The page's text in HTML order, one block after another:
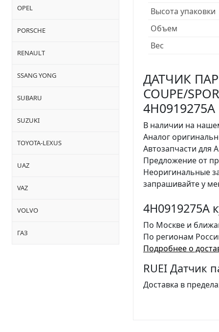
OPEL
PORSCHE
RENAULT
SSANG YONG
SUBARU
SUZUKI
TOYOTA-LEXUS
UAZ
VAZ
VOLVO
ГАЗ
Высота упаковки
Объем
Вес
ДАТЧИК
COUPE/
4H0919275A
В наличии на
Аналог
Автозапчасти для
Предложение от
Неоригинальные
запрашивайте у
4H0919275A
По Москве и
По регионам
Подробнее о
RUEI Датчик
Доставка в